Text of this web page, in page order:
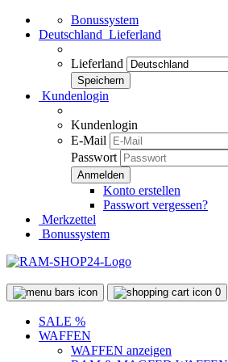
Bonussystem
Deutschland Lieferland
Lieferland
Kundenlogin
Kundenlogin
E-Mail
Passwort
Konto erstellen
Passwort vergessen?
Merkzettel
Bonussystem
0
SALE %
WAFFEN
WAFFEN anzeigen